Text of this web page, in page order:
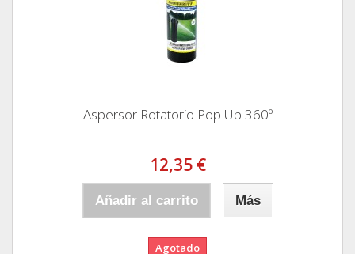
Aspersor Rotatorio Pop Up 360º
12,35 €
Añadir al carrito Más
Agotado